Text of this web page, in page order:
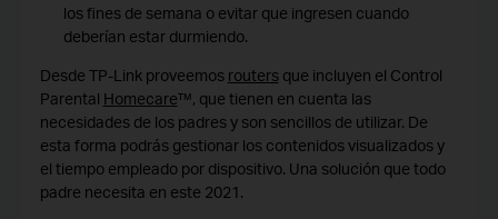
los fines de semana o evitar que ingresen cuando
deberían estar durmiendo.
Desde TP-Link proveemos routersque incluyen el Control
Parental Homecare™, que tienen en cuenta las
necesidades de los padres y son sencillos de utilizar. De
esta forma podrás gestionar los contenidos visualizados y
el tiempo empleado por dispositivo. Una solución que todo
padre necesita en este 2021.